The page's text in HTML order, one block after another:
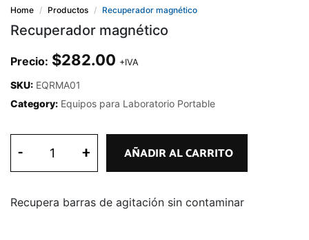
Home Productos Recuperador magnético
Recuperador magnético
Precio: $282.00 +IVA
SKU: EQRMA01
Category: Equipos para Laboratorio Portable
- + AÑADIR AL CARRITO
Recupera barras de agitación sin contaminar